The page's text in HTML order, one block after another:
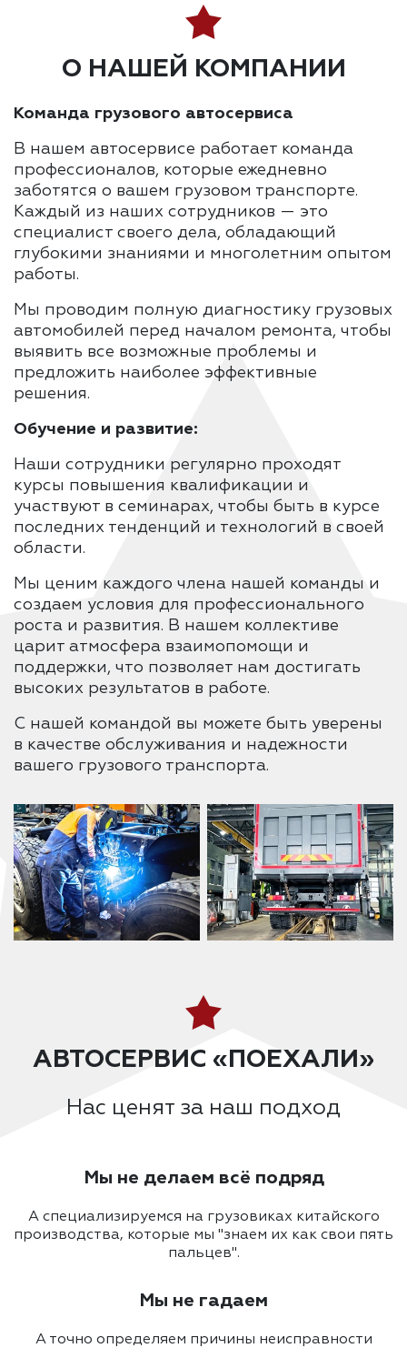
О НАШЕЙ КОМПАНИИ
Команда грузового автосервиса
В нашем автосервисе работает команда
профессионалов, которые ежедневно
заботятся о вашем грузовом транспорте.
Каждый из наших сотрудников — это
специалист своего дела, обладающий
глубокими знаниями и многолетним опытом
работы.
Мы проводим полную диагностику грузовых
автомобилей перед началом ремонта, чтобы
выявить все возможные проблемы и
предложить наиболее эффективные
решения.
Обучение и развитие:
Наши сотрудники регулярно проходят
курсы повышения квалификации и
участвуют в семинарах, чтобы быть в курсе
последних тенденций и технологий в своей
области.
Мы ценим каждого члена нашей команды и
создаем условия для профессионального
роста и развития. В нашем коллективе
царит атмосфера взаимопомощи и
поддержки, что позволяет нам достигать
высоких результатов в работе.
С нашей командой вы можете быть уверены
в качестве обслуживания и надежности
вашего грузового транспорта.
АВТОСЕРВИС «ПОЕХАЛИ»
Нас ценят за наш подход
Мы не делаем всё подряд
А специализируемся на грузовиках китайского
производства, которые мы "знаем их как свои пять
пальцев".
Мы не гадаем
А точно определяем причины неисправности